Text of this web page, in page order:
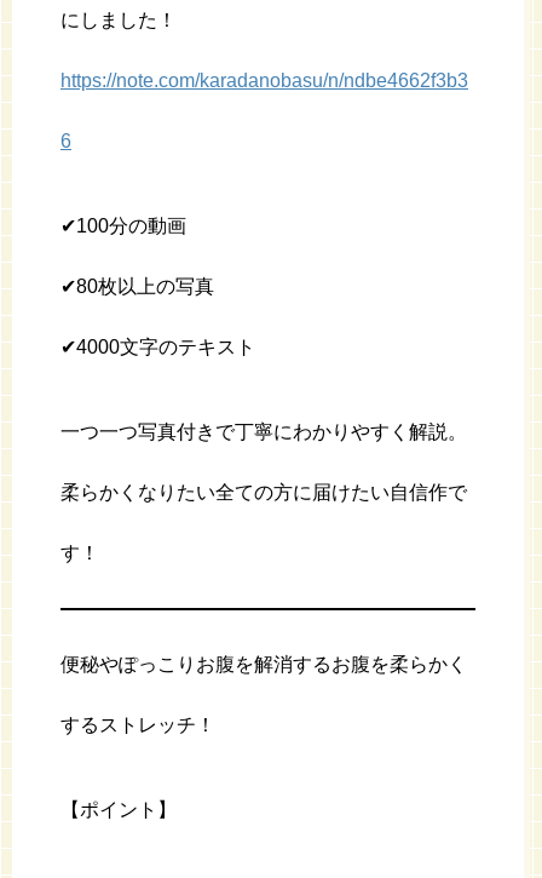
にしました！
https://note.com/karadanobasu/n/ndbe4662f3b3
6
✔︎100分の動画
✔︎80枚以上の写真
✔︎4000文字のテキスト
一つ一つ写真付きで丁寧にわかりやすく解説。
柔らかくなりたい全ての方に届けたい自信作で
す！
便秘やぽっこりお腹を解消するお腹を柔らかく
するストレッチ！
【ポイント】